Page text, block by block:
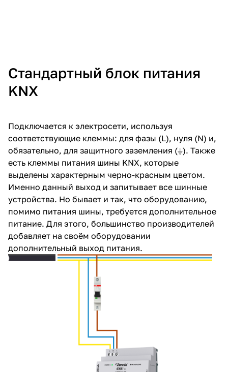
Стандартный блок питания
KNX
Подключается к электросети, используя
соответствующие клеммы: для фазы (L), нуля (N) и,
обязательно, для защитного заземления (⏚). Также
есть клеммы питания шины KNX, которые
выделены характерным черно-красным цветом.
Именно данный выход и запитывает все шинные
устройства. Но бывает и так, что оборудованию,
помимо питания шины, требуется дополнительное
питание. Для этого, большинство производителей
добавляет на своём оборудовании
дополнительный выход питания.